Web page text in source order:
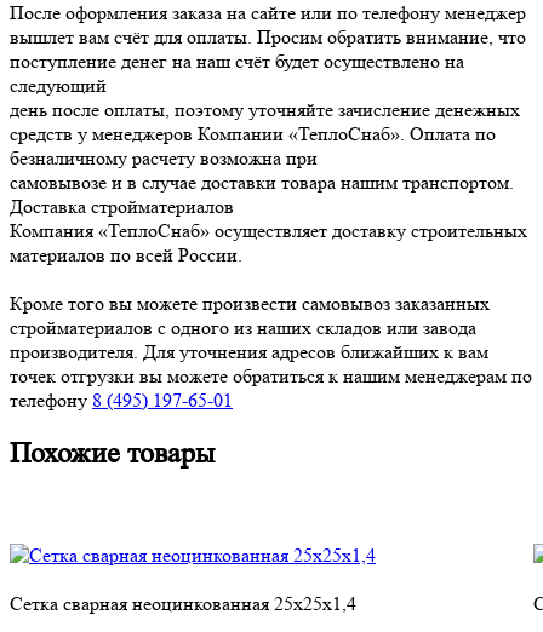
После оформления заказа на сайте или по телефону менеджер
вышлет вам счёт для оплаты. Просим обратить внимание, что
поступление денег на наш счёт будет осуществлено на
следующий
день после оплаты, поэтому уточняйте зачисление денежных
средств у менеджеров Компании «ТеплоСнаб». Оплата по
безналичному расчету возможна при
самовывозе и в случае доставки товара нашим транспортом.
Доставка стройматериалов
Компания «ТеплоСнаб» осуществляет доставку строительных
материалов по всей России.
Кроме того вы можете произвести самовывоз заказанных
стройматериалов с одного из наших складов или завода
производителя. Для уточнения адресов ближайших к вам
точек отгрузки вы можете обратиться к нашим менеджерам по
телефону 8 (495) 197-65-01
Похожие товары
Сетка сварная неоцинкованная 25х25х1,4